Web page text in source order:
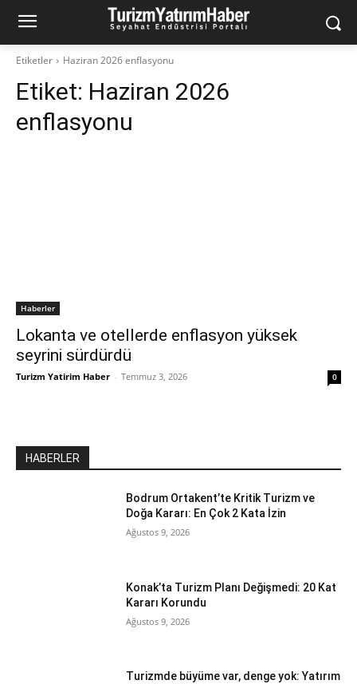
Etiketler Haziran 2026 enflasyonu
Etiket: Haziran 2026
enflasyonu
Haberler
Lokanta ve otellerde enflasyon yüksek
seyrini sürdürdü
Turizm Yatirim Haber - Temmuz 3, 2026 0
HABERLER
Bodrum Ortakent’te Kritik Turizm ve
Doğa Kararı: En Çok 2 Kata İzin
Ağustos 9, 2026
Konak’ta Turizm Planı Değişmedi: 20 Kat
Kararı Korundu
Ağustos 9, 2026
Turizmde büyüme var, denge yok: Yatırım